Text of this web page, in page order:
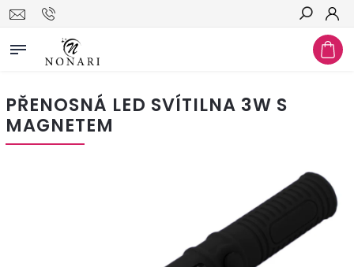
Hledat
PŘENOSNÁ LED SVÍTILNA 3W S
MAGNETEM